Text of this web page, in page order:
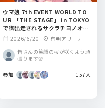
ウマ娘 7th EVENT WORLD TO
UR 「THE STAGE」 in TOKYO
で御出走されるサクラチヨノオー
役、野口瑠璃子さん。サクラチト
セオー役、明智瑠子さんにフラス
タを送りませんか？
calendar_month 2026/6/20 location_on 有明アリーナ
皆さんの笑顔の桜が咲くよう頑
張ります🌸
参加 157人